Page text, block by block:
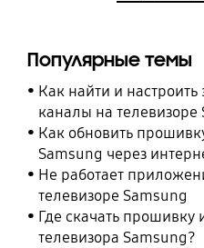
Популярные темы
Как найти и
каналы на телевизоре
Как обновить
Samsung через
Не работает
телевизоре Samsung
Где скачать
телевизора Samsung?